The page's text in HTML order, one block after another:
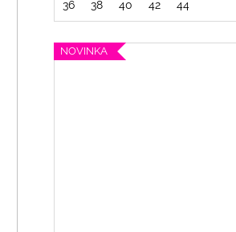
36 38 40 42 44
NOVINKA